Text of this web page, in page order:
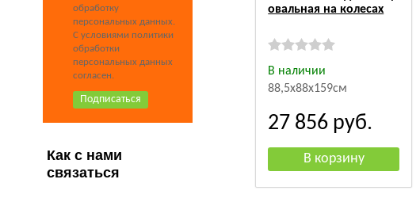
обработку
персональных данных.
С условиями политики
обработки
персональных данных
согласен.
Как с нами
связаться
овальная на колесах
В наличии
88,5x88x159см
27 856 руб.